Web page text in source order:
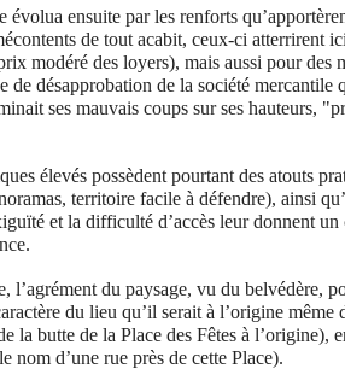
évolua ensuite par les renforts
de tout acabit, ceux-ci atterrirent
modéré des loyers), mais aussi pour des
de désapprobation de la société mercantile
ses mauvais coups sur ses hauteurs,
élevés possèdent pourtant des atouts
territoire facile à défendre), ainsi
et la difficulté d’accès leur donnent un
l’agrément du paysage, vu du belvédère,
du lieu qu’il serait à l’origine même
la butte de la Place des Fêtes à l’origine),
nom d’une rue près de cette Place).